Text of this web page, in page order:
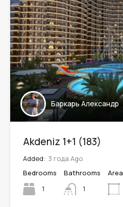
Баркарь Александр
Akdeniz 1+1 (183)
Added: 3 года Ago
Bedrooms
1
Bathrooms
1
Area